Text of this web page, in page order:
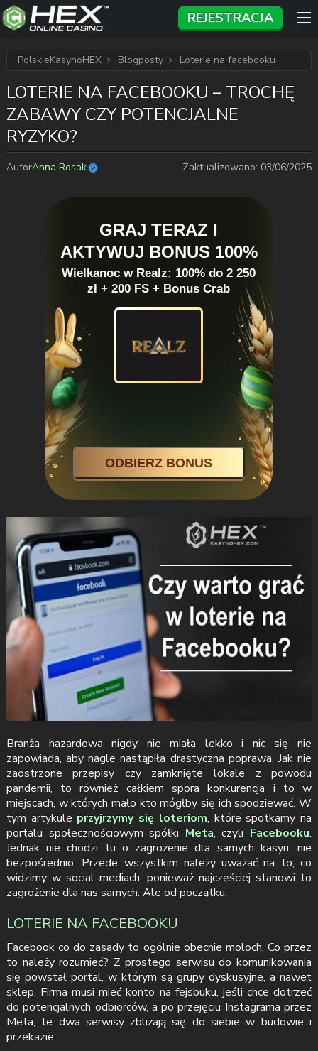
REJESTRACJA
PolskieKasynoHEX Blogposty Loterie na facebooku
LOTERIE NA FACEBOOKU – TROCHĘ
ZABAWY CZY POTENCJALNE
RYZYKO?
AutorAnna Rosak Zaktualizowano: 03/06/2025
GRAJ TERAZ I
AKTYWUJ BONUS 100%
Wielkanoc w Realz: 100% do 2 250
zł + 200 FS + Bonus Crab
ODBIERZ BONUS
Branża hazardowa nigdy nie miała lekko i nic się nie
zapowiada, aby nagle nastąpiła drastyczna poprawa. Jak nie
zaostrzone przepisy czy zamknięte lokale z powodu
pandemii, to również całkiem spora konkurencja i to w
miejscach, w których mało kto mógłby się ich spodziewać. W
tym artykule przyjrzymy się loteriom, które spotkamy na
portalu społecznościowym spółki Meta, czyli Facebooku.
Jednak nie chodzi tu o zagrożenie dla samych kasyn, nie
bezpośrednio. Przede wszystkim należy uważać na to, co
widzimy w social mediach, ponieważ najczęściej stanowi to
zagrożenie dla nas samych. Ale od początku.
LOTERIE NA FACEBOOKU
Facebook co do zasady to ogólnie obecnie moloch. Co przez
to należy rozumieć? Z prostego serwisu do komunikowania
się powstał portal, w którym są grupy dyskusyjne, a nawet
sklep. Firma musi mieć konto na fejsbuku, jeśli chce dotrzeć
do potencjalnych odbiorców, a po przejęciu Instagrama przez
Meta, te dwa serwisy zbliżają się do siebie w budowie i
przekazie.